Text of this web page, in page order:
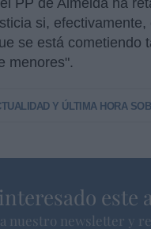
PP de Almeida ha
si,
se está cometiendo
menores".
Y ÚLTIMA HORA
este
nuestro newsletter y